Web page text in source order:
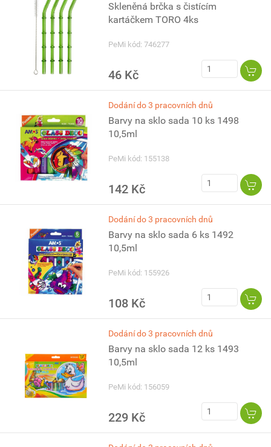
Skleněná brčka s čistícím
kartáčkem TORO 4ks
PeMi kód: 746277
46 Kč
Dodání do 3 pracovních dnů
Barvy na sklo sada 10 ks 1498
10,5ml
PeMi kód: 155138
142 Kč
Dodání do 3 pracovních dnů
Barvy na sklo sada 6 ks 1492
10,5ml
PeMi kód: 155926
108 Kč
Dodání do 3 pracovních dnů
Barvy na sklo sada 12 ks 1493
10,5ml
PeMi kód: 156059
229 Kč